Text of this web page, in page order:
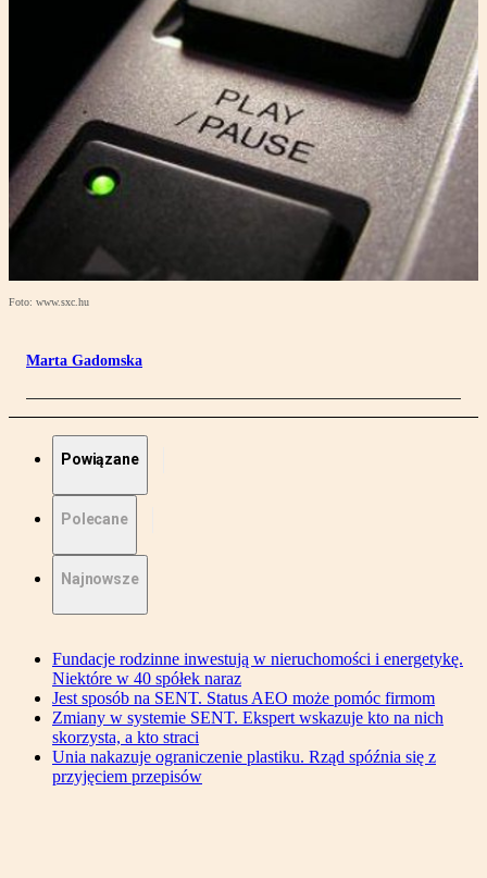
Foto: www.sxc.hu
Marta Gadomska
Powiązane
Polecane
Najnowsze
Fundacje rodzinne inwestują w nieruchomości i energetykę.
Niektóre w 40 spółek naraz
Jest sposób na SENT. Status AEO może pomóc firmom
Zmiany w systemie SENT. Ekspert wskazuje kto na nich
skorzysta, a kto straci
Unia nakazuje ograniczenie plastiku. Rząd spóźnia się z
przyjęciem przepisów